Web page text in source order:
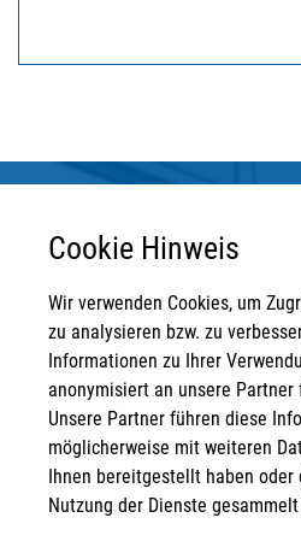
Anschrift
STRATEGPRO Real Estate Erfurt
Neuwerkstraße 45/46
99084 Erfurt
Kontakt
Cookie Hinweis
Wir verwenden Cookies, um
zu analysieren bzw. zu
Informationen zu Ihrer
anonymisiert an unsere Partner
Unsere Partner führen diese
möglicherweise mit weiteren
Ihnen bereitgestellt haben oder
Nutzung der Dienste